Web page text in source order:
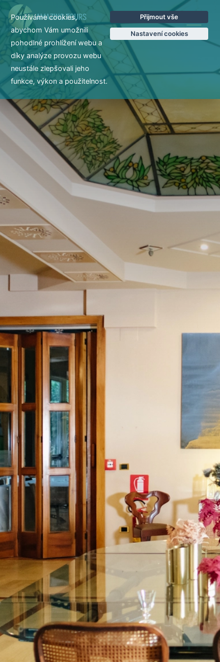
EN
Používáme cookies,
abychom Vám umožnili
pohodlné prohlížení webu a
díky analýze provozu webu
neustále zlepšovali jeho
funkce, výkon a použitelnost.
Přijmout vše
Nastavení cookies